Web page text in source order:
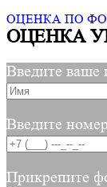
ОЦЕНКА ПО
ОЦЕНКА
Введите ваше
Введите
Прикрепите